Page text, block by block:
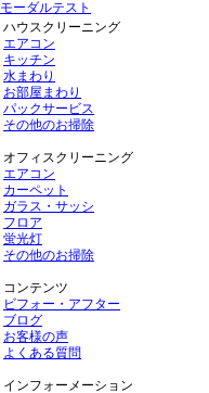
モーダルテスト
ハウスクリーニング
エアコン
キッチン
水まわり
お部屋まわり
パックサービス
その他のお掃除
オフィスクリーニング
エアコン
カーペット
ガラス・サッシ
フロア
蛍光灯
その他のお掃除
コンテンツ
ビフォー・アフター
ブログ
お客様の声
よくある質問
インフォーメーション